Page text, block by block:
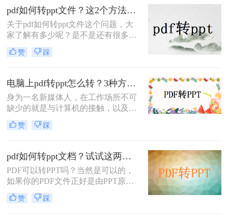
他们习惯于将文件内容转换为word或
PPT等文档，以便快速获得内容和编
排的完整性。那么单页pdf怎么转ppt
呢？今天就来讲解一下pdf文件转ppt
格式的文件的方法。
pdf如何转ppt文件？这2个方法请收好！方便又好用
关于pdf如何转ppt文件这个问题，大
家了解有多少呢？是不是还有很多人
不会转换的呢？不会转换没关系，看
到这篇文章记得收藏起来，因为接下
文件的解决方法，让你可以快速解决
问题。
赞 踩
电脑上pdf转ppt怎么转？3种方法1分钟处理
身为一名新媒体人，在工作场所不可
缺少的就是与计算机的接触，以及文
件的使用。工作中我们会经常遇到格
式间的转换，也许有时还会有上百个
很难？想要将pdf转ppt格式，你知道
电脑上pdf转ppt怎么转吗？下面就来
教你一个简单又快捷的pdf转ppt格式
的文件方法。
赞 踩
pdf如何转ppt文档？试试这两种PDF转PPT的方法，简单几步，高效转换！
PDF可以转PPT吗？当然是可以的，
如果你的PDF文件正好是由PPT原文
件转换出来的，那么你转换回去效果
是一样的，那么具体pdf如何转ppt文
赞 踩